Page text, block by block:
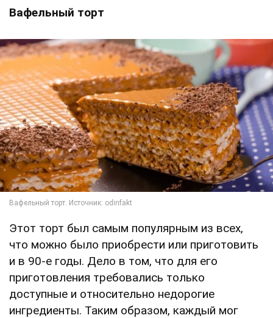
Вафельный торт
Этот торт был самым популярным из всех,
что можно было приобрести или приготовить
и в 90-е годы. Дело в том, что для его
приготовления требовались только
доступные и относительно недорогие
ингредиенты. Таким образом, каждый мог